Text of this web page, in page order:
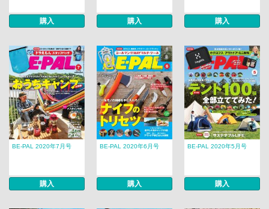
購入 購入 購入
BE-PAL 2020年7月号
購入
BE-PAL 2020年6月号
購入
BE-PAL 2020年5月号
購入